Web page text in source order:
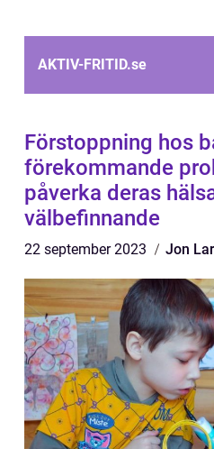
AKTIV-FRITID.se
Förstoppning hos
förekommande
påverka deras
välbefinnande
22 september 2023 Jon